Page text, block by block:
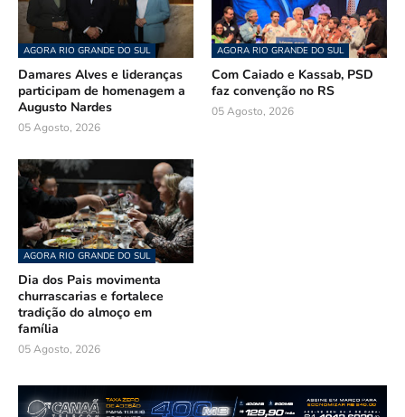
AGORA RIO GRANDE DO SUL
Damares Alves e lideranças
participam de homenagem a
Augusto Nardes
05 Agosto, 2026
AGORA RIO GRANDE DO SUL
Com Caiado e Kassab, PSD
faz convenção no RS
05 Agosto, 2026
AGORA RIO GRANDE DO SUL
Dia dos Pais movimenta
churrascarias e fortalece
tradição do almoço em
família
05 Agosto, 2026